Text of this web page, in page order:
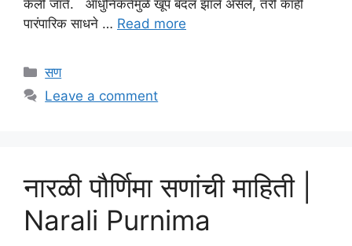
केली जाते. आधुनिकतेमुळे खूप बदल झाले असले, तरी काही
पारंपारिक साधने … Read more
Categories
सण
Leave a comment
नारळी पौर्णिमा सणांची माहिती |
Narali Purnima